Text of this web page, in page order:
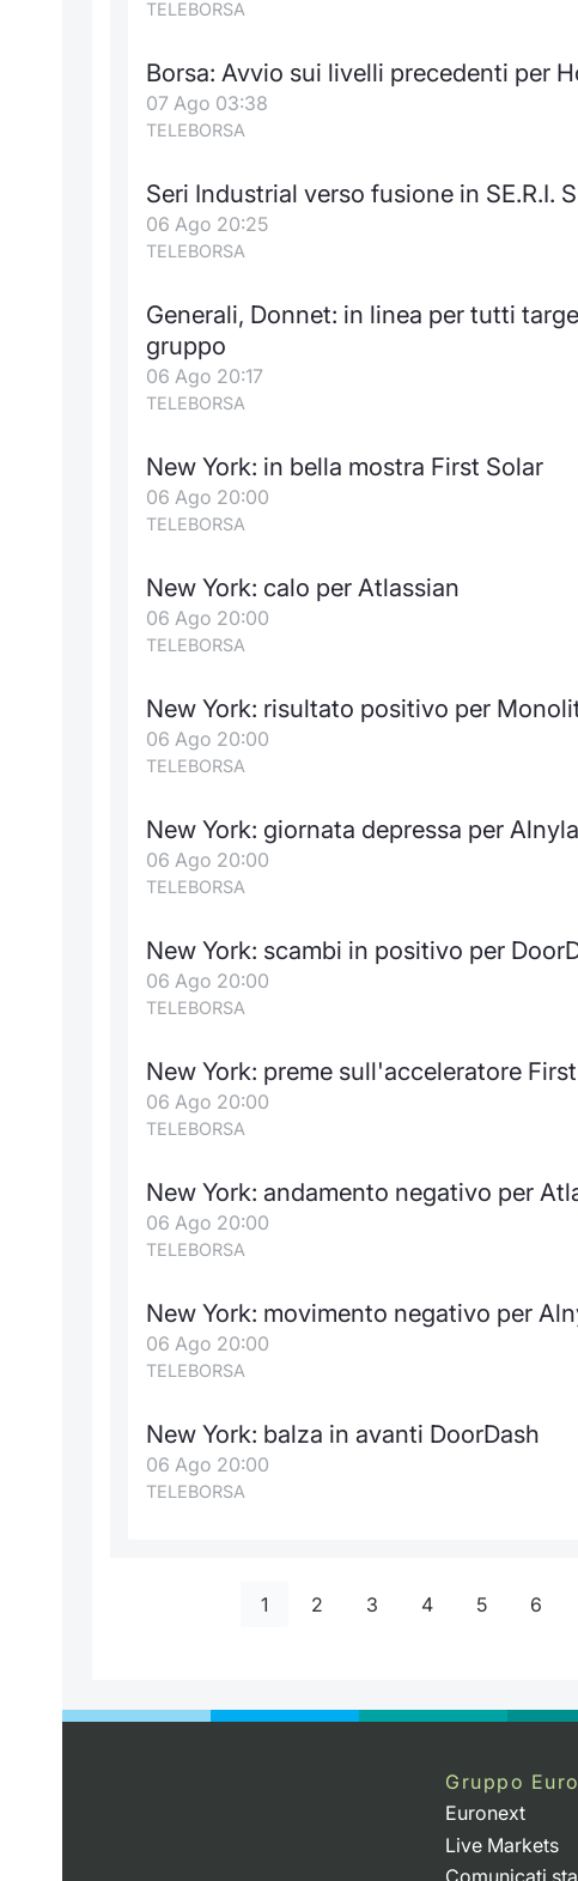
TELEBORSA
Borsa: Avvio sui livelli precedenti per
07 Ago 03:38
TELEBORSA
Seri Industrial verso fusione in SE.R.I.
06 Ago 20:25
TELEBORSA
Generali, Donnet: in linea per tutti
gruppo
06 Ago 20:17
TELEBORSA
New York: in bella mostra First Solar
06 Ago 20:00
TELEBORSA
New York: calo per Atlassian
06 Ago 20:00
TELEBORSA
New York: risultato positivo per
06 Ago 20:00
TELEBORSA
New York: giornata depressa per
06 Ago 20:00
TELEBORSA
New York: scambi in positivo per
06 Ago 20:00
TELEBORSA
New York: preme sull'acceleratore
06 Ago 20:00
TELEBORSA
New York: andamento negativo per
06 Ago 20:00
TELEBORSA
New York: movimento negativo per
06 Ago 20:00
TELEBORSA
New York: balza in avanti DoorDash
06 Ago 20:00
TELEBORSA
1 2 3 4 5 6
Gruppo
Euronext
Live Markets